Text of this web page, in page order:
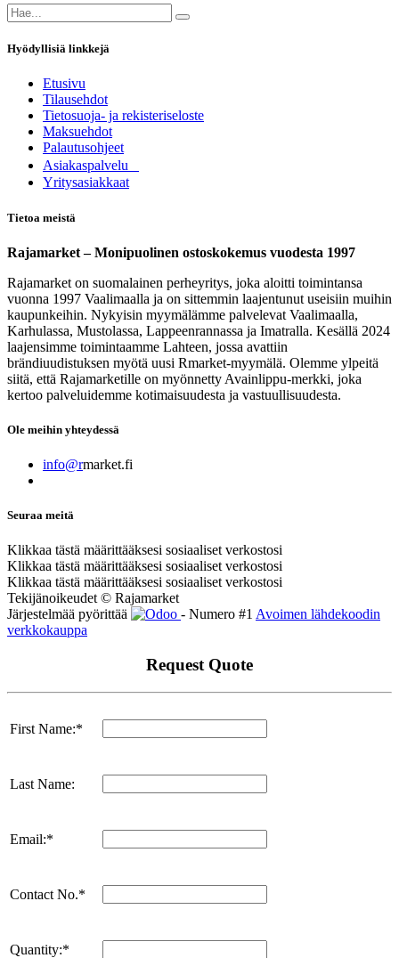
Hyödyllisiä linkkejä
Etusivu
Tilausehdot
Tietosuoja- ja rekisteriseloste
Maksuehdot
Palautusohjeet
Asia​k​aspalvelu
​Yritysasiakkaat
Tietoa meistä
Rajamarket – Monipuolinen ostoskokemus vuodesta 1997
Rajamarket on suomalainen perheyritys, joka aloitti toimintansa
vuonna 1997 Vaalimaalla ja on sittemmin laajentunut useisiin muihin
kaupunkeihin. Nykyisin myymälämme palvelevat Vaalimaalla,
Karhulassa, Mustolassa, Lappeenrannassa ja Imatralla. Kesällä 2024
laajensimme toimintaamme Lahteen, jossa avattiin
brändiuudistuksen myötä uusi Rmarket-myymälä. Olemme ylpeitä
siitä, että Rajamarketille on myönnetty Avainlippu-merkki, joka
kertoo palveluidemme kotimaisuudesta ja vastuullisuudesta.
Ole meihin yhteydessä
info@rmarket.fi
Seuraa meitä
Klikkaa tästä määrittääksesi sosiaaliset verkostosi
Klikkaa tästä määrittääksesi sosiaaliset verkostosi
Klikkaa tästä määrittääksesi sosiaaliset verkostosi
Tekijänoikeudet © Rajamarket
Järjestelmää pyörittää
- Numero #1 Avoimen lähdekoodin
verkkokauppa
Request Quote
First Name:*
Last Name:
Email:*
Contact No.*
Quantity:*